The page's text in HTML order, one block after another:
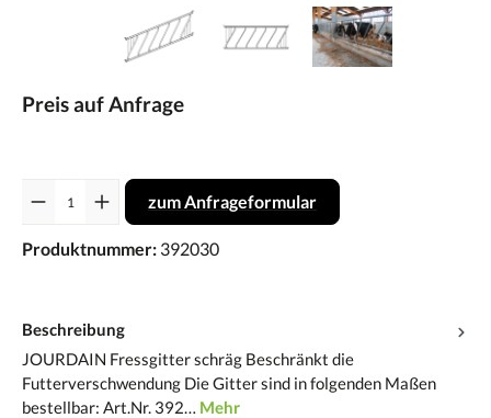
Preis auf Anfrage
zum Anfrageformular
Produktnummer: 392030
Beschreibung
JOURDAIN Fressgitter schräg Beschränkt die
Futterverschwendung Die Gitter sind in folgenden Maßen
bestellbar: Art.Nr. 392… Mehr